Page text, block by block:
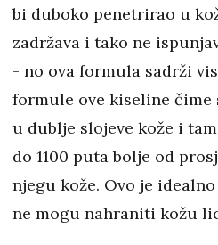
bi duboko penetrirao u
zadržava i tako ne
- no ova formula sadrži
formule ove kiseline čime
u dublje slojeve kože i
do 1100 puta bolje od
njegu kože. Ovo je
ne mogu nahraniti kožu